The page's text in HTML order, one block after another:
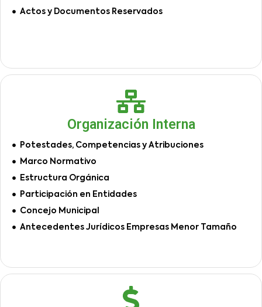
Actos y Documentos Reservados
Organización Interna
Potestades, Competencias y Atribuciones
Marco Normativo
Estructura Orgánica
Participación en Entidades
Concejo Municipal
Antecedentes Jurídicos Empresas Menor Tamaño